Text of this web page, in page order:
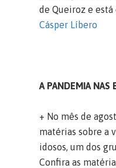
de Queiroz e
Cásper Líbero
A PANDEMIA NAS
+ No mês de
matérias sobre a
idosos, um dos
Confira as